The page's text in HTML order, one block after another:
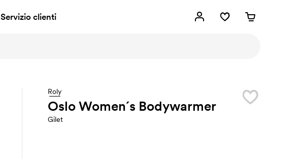
Servizio clienti
Roly
Oslo Women´s Bodywarmer
Gilet